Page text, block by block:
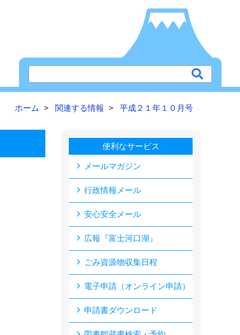
ホーム 関連する情報 平成２１年１０月号
便利なサービス
メールマガジン
行政情報メール
安心安全メール
広報『富士河口湖』
ごみ資源物収集日程
電子申請（オンライン申請）
申請書ダウンロード